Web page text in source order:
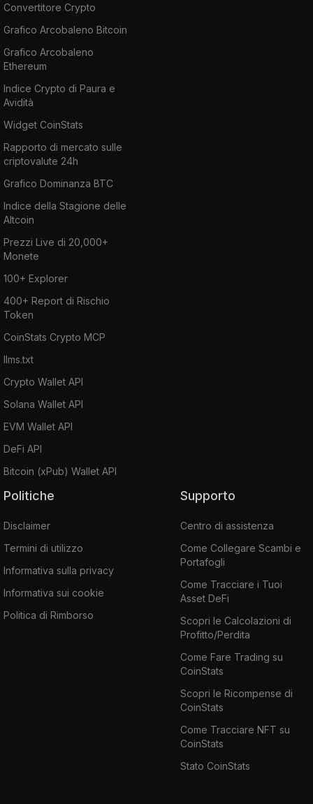
Convertitore Crypto
Grafico Arcobaleno Bitcoin
Grafico Arcobaleno
Ethereum
Indice Crypto di Paura e
Avidità
Widget CoinStats
Rapporto di mercato sulle
criptovalute 24h
Grafico Dominanza BTC
Indice della Stagione delle
Altcoin
Prezzi Live di 20,000+
Monete
100+ Explorer
400+ Report di Rischio
Token
CoinStats Crypto MCP
llms.txt
Crypto Wallet API
Solana Wallet API
EVM Wallet API
DeFi API
Bitcoin (xPub) Wallet API
Politiche
Disclaimer
Termini di utilizzo
Informativa sulla privacy
Informativa sui cookie
Politica di Rimborso
Supporto
Centro di assistenza
Come Collegare Scambi e
Portafogli
Come Tracciare i Tuoi
Asset DeFi
Scopri le Calcolazioni di
Profitto/Perdita
Come Fare Trading su
CoinStats
Scopri le Ricompense di
CoinStats
Come Tracciare NFT su
CoinStats
Stato CoinStats